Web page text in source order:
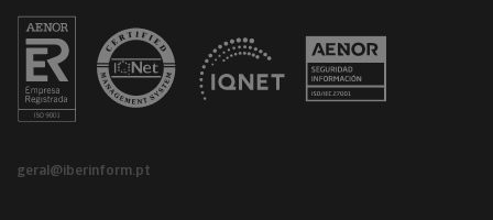
geral@iberinform.pt